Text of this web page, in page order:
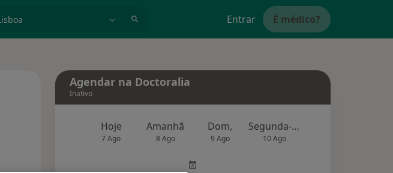
Entrar É médico?
Agendar na Doctoralia
Inativo
Hoje
7 Ago
Amanhã
8 Ago
Dom,
9 Ago
Segunda-feira
10 Ago